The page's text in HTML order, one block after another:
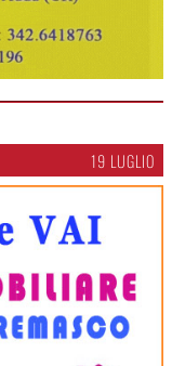
19 LUGLIO